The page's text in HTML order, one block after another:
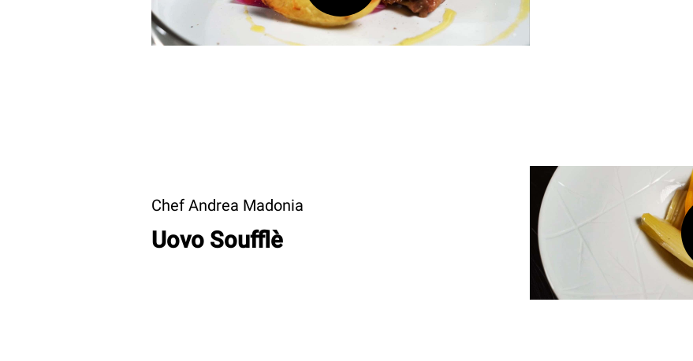
Chef Andrea Madonia
Uovo Soufflè